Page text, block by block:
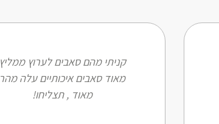
קניתי מהם סאבים לערוץ ממליץ
מאוד סאבים איכותיים עלה מהר
מאוד , תצליחו!